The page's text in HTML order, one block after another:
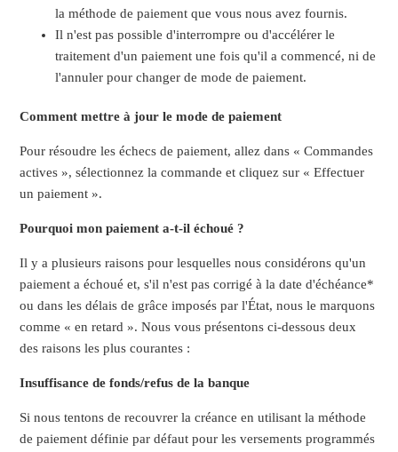
la méthode de paiement que vous nous avez fournis.
Il n'est pas possible d'interrompre ou d'accélérer le
traitement d'un paiement une fois qu'il a commencé, ni de
l'annuler pour changer de mode de paiement.
Comment mettre à jour le mode de paiement
Pour résoudre les échecs de paiement, allez dans « Commandes
actives », sélectionnez la commande et cliquez sur « Effectuer
un paiement ».
Pourquoi mon paiement a-t-il échoué ?
Il y a plusieurs raisons pour lesquelles nous considérons qu'un
paiement a échoué et, s'il n'est pas corrigé à la date d'échéance*
ou dans les délais de grâce imposés par l'État, nous le marquons
comme « en retard ». Nous vous présentons ci-dessous deux
des raisons les plus courantes :
Insuffisance de fonds/refus de la banque
Si nous tentons de recouvrer la créance en utilisant la méthode
de paiement définie par défaut pour les versements programmés